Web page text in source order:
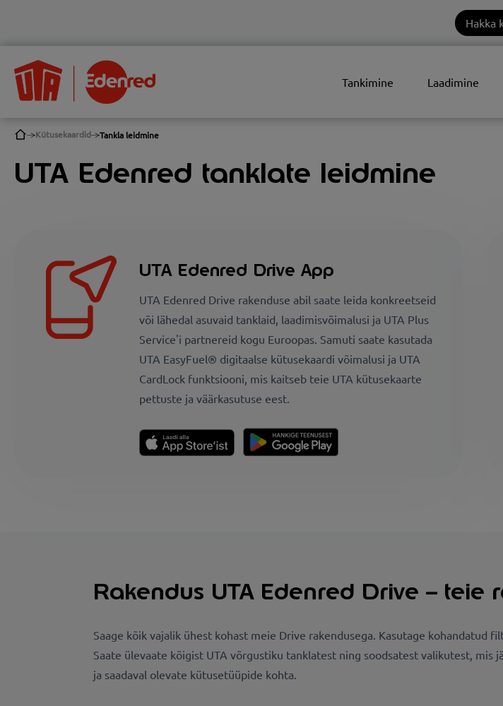
Hakka
Tankimine Laadimine
Kütusekaardid Tankla leidmine
UTA Edenred tanklate leidmine
UTA Edenred Drive App
UTA Edenred Drive rakenduse abil saate leida konkreetseid
või lähedal asuvaid tanklaid, laadimisvõimalusi ja UTA Plus
Service'i partnereid kogu Euroopas. Samuti saate kasutada
UTA EasyFuel® digitaalse kütusekaardi võimalusi ja UTA
CardLock funktsiooni, mis kaitseb teie UTA kütusekaarte
pettuste ja väärkasutuse eest.
Rakendus UTA Edenred Drive –
Saage kõik vajalik ühest kohast meie Drive rakendusega. Kasutage kohandatud
Saate ülevaate kõigist UTA võrgustiku tanklatest ning soodsatest valikutest,
ja saadaval olevate kütusetüüpide kohta.